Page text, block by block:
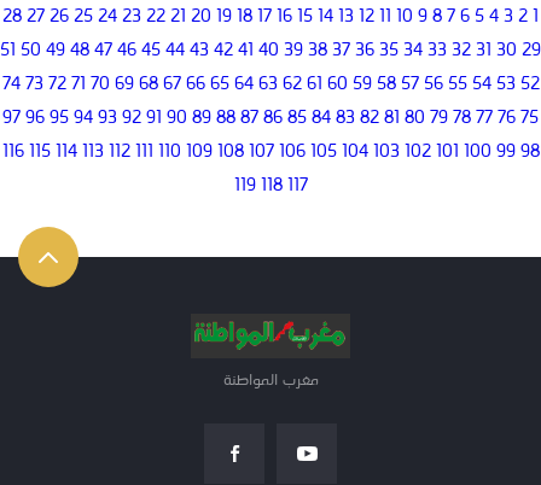
1
2
3
4
5
6
7
8
9
10
11
12
13
14
15
16
17
18
19
20
21
22
23
24
25
26
27
28
29
30
31
32
33
34
35
36
37
38
39
40
41
42
43
44
45
46
47
48
49
50
51
52
53
54
55
56
57
58
59
60
61
62
63
64
65
66
67
68
69
70
71
72
73
74
75
76
77
78
79
80
81
82
83
84
85
86
87
88
89
90
91
92
93
94
95
96
97
98
99
100
101
102
103
104
105
106
107
108
109
110
111
112
113
114
115
116
117
118
119
مغرب المواطنة